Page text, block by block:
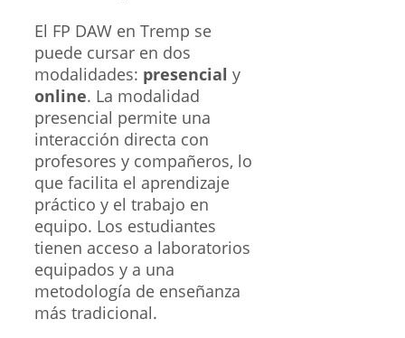
El FP DAW en Tremp se
puede cursar en dos
modalidades: presencial y
online. La modalidad
presencial permite una
interacción directa con
profesores y compañeros, lo
que facilita el aprendizaje
práctico y el trabajo en
equipo. Los estudiantes
tienen acceso a laboratorios
equipados y a una
metodología de enseñanza
más tradicional.